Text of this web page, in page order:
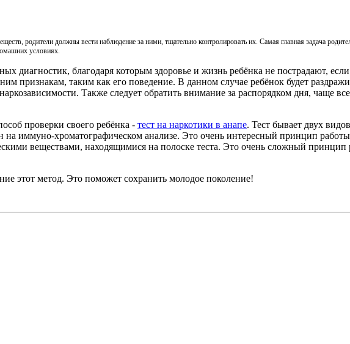
родители должны вести наблюдение за ними, тщательно контролировать их. Самая главная задача
условиях.
диагностик, благодаря которым здоровье и жизнь ребёнка не пострадают,
признакам, таким как его поведение. В данном случае ребёнок будет
Также следует обратить внимание за распорядком дня, чаще
проверки своего ребёнка - тест на наркотики в анапе. Тест бывает двух
на иммуно-хроматографическом анализе. Это очень интересный принцип
веществами, находящимися на полоске теста. Это очень сложный
этот метод. Это поможет сохранить молодое поколение!